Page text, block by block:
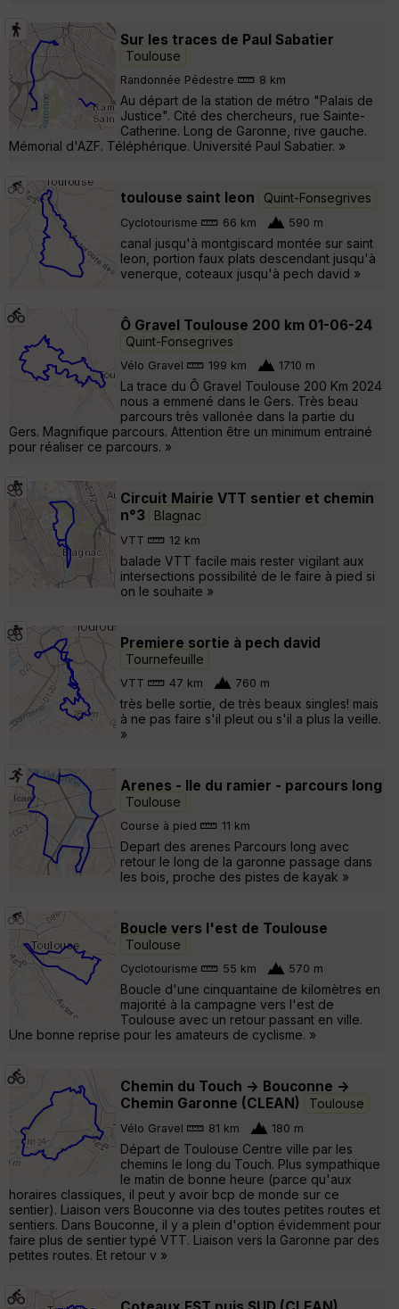
Sur les traces de Paul Sabatier
Toulouse
Randonnée Pédestre 8 km
Au départ de la station de métro "Palais de
Justice". Cité des chercheurs, rue Sainte-
Catherine. Long de Garonne, rive gauche.
Mémorial d'AZF. Téléphérique. Université Paul Sabatier. »
toulouse saint leon Quint-Fonsegrives
Cyclotourisme 66 km 590 m
canal jusqu'à montgiscard montée sur saint
leon, portion faux plats descendant jusqu'à
venerque, coteaux jusqu'à pech david »
Ô Gravel Toulouse 200 km 01-06-24
Quint-Fonsegrives
Vélo Gravel 199 km 1710 m
La trace du Ô Gravel Toulouse 200 Km 2024
nous a emmené dans le Gers. Très beau
parcours très vallonée dans la partie du
Gers. Magnifique parcours. Attention être un minimum entrainé
pour réaliser ce parcours. »
Circuit Mairie VTT sentier et chemin
n°3
Blagnac
VTT 12 km
balade VTT facile mais rester vigilant aux
intersections possibilité de le faire à pied si
on le souhaite »
Premiere sortie à pech david
Tournefeuille
VTT 47 km 760 m
très belle sortie, de très beaux singles! mais
à ne pas faire s'il pleut ou s'il a plus la veille.
»
Arenes - Ile du ramier - parcours long
Toulouse
Course à pied 11 km
Depart des arenes Parcours long avec
retour le long de la garonne passage dans
les bois, proche des pistes de kayak »
Boucle vers l'est de Toulouse
Toulouse
Cyclotourisme 55 km 570 m
Boucle d'une cinquantaine de kilomètres en
majorité à la campagne vers l'est de
Toulouse avec un retour passant en ville.
Une bonne reprise pour les amateurs de cyclisme. »
Chemin du Touch -> Bouconne ->
Chemin Garonne (CLEAN)
Toulouse
Vélo Gravel 81 km 180 m
Départ de Toulouse Centre ville par les
chemins le long du Touch. Plus sympathique
le matin de bonne heure (parce qu'aux
horaires classiques, il peut y avoir bcp de monde sur ce
sentier). Liaison vers Bouconne via des toutes petites routes et
sentiers. Dans Bouconne, il y a plein d'option évidemment pour
faire plus de sentier typé VTT. Liaison vers la Garonne par des
petites routes. Et retour v »